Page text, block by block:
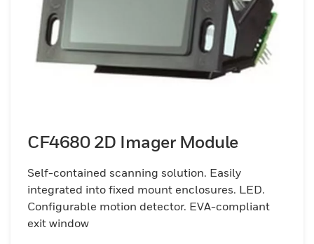
CF4680 2D Imager Module
Self-contained scanning solution. Easily
integrated into fixed mount enclosures. LED.
Configurable motion detector. EVA-compliant
exit window